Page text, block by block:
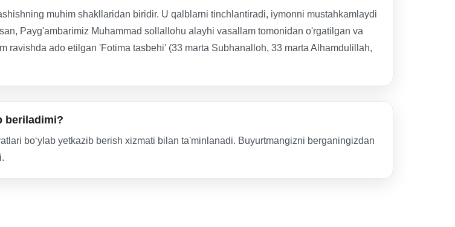
muhim shakllaridan biridir. U qalblarni tinchlantiradi, iymonni mustahkamlaydi
Payg'ambarimiz Muhammad sollallohu alayhi vasallam tomonidan o'rgatilgan va
ravishda ado etilgan 'Fotima tasbehi' (33 marta Subhanalloh, 33 marta Alhamdulillah,
beriladimi?
boʻylab yetkazib berish xizmati bilan ta'minlanadi. Buyurtmangizni berganingizdan